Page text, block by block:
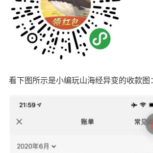
看下图所示是小编玩山海经异变的收款图：